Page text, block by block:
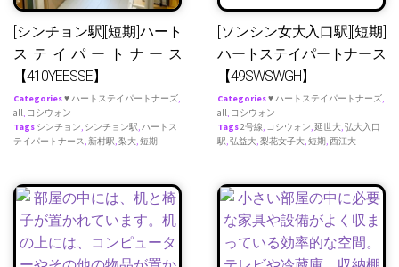
[シンチョン駅][短期]ハート
ステイパートナース
【410YEESSE】
Categories♥ ハートステイパートナーズ,
all, コシウォン
Tags シンチョン, シンチョン駅,ハートス
テイパートナース,新村駅,梨大,短期
[ソンシン女大入口駅][短期]
ハートステイパートナース
【49SWSWGH】
Categories♥ ハートステイパートナーズ,
all, コシウォン
Tags2号線, コシウォン,延世大,弘大入口
駅,弘益大,梨花女子大,短期,西江大